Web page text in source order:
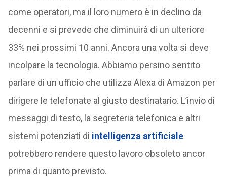
come operatori, ma il loro numero è in declino da
decenni e si prevede che diminuirà di un ulteriore
33% nei prossimi 10 anni. Ancora una volta si deve
incolpare la tecnologia. Abbiamo persino sentito
parlare di un ufficio che utilizza Alexa di Amazon per
dirigere le telefonate al giusto destinatario. L’invio di
messaggi di testo, la segreteria telefonica e altri
sistemi potenziati di intelligenza artificiale
potrebbero rendere questo lavoro obsoleto ancor
prima di quanto previsto.